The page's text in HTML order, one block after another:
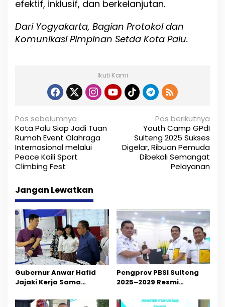
efektif, inklusif, dan berkelanjutan.
Dari Yogyakarta, Bagian Protokol dan
Komunikasi Pimpinan Setda Kota Palu.
Ikuti Kami
N
a
v
i
g
a
s
i
p
o
s
Pos sebelumnya
Kota Palu Siap Jadi Tuan
Rumah Event Olahraga
Internasional melalui
Peace Kaili Sport
Climbing Fest
Pos berikutnya
Youth Camp GPdI
Sulteng 2025 Sukses
Digelar, Ribuan Pemuda
Dibekali Semangat
Pelayanan
Jangan Lewatkan
Gubernur Anwar Hafid
Jajaki Kerja Sama
di Hainan, China
Pengprov PBSI Sulteng
2025–2029 Resmi
Pembinaan Atlet Daerah